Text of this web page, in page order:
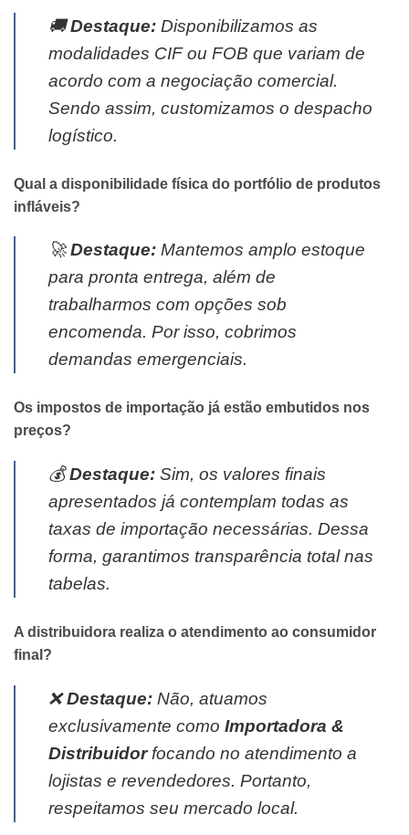
🚚Destaque: Disponibilizamos as
modalidades CIF ou FOB que variam de
acordo com a negociação comercial.
Sendo assim, customizamos o despacho
logístico.
Qual a disponibilidade física do portfólio de produtos
infláveis?
🚀Destaque: Mantemos amplo estoque
para pronta entrega, além de
trabalharmos com opções sob
encomenda. Por isso, cobrimos
demandas emergenciais.
Os impostos de importação já estão embutidos nos
preços?
💰Destaque: Sim, os valores finais
apresentados já contemplam todas as
taxas de importação necessárias. Dessa
forma, garantimos transparência total nas
tabelas.
A distribuidora realiza o atendimento ao consumidor
final?
❌Destaque: Não, atuamos
exclusivamente como Importadora &
Distribuidorfocando no atendimento a
lojistas e revendedores. Portanto,
respeitamos seu mercado local.